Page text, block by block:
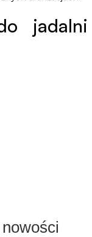
jadalni